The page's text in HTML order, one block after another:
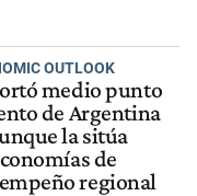
OUTLOOK
medio punto
de Argentina
la sitúa
de
regional